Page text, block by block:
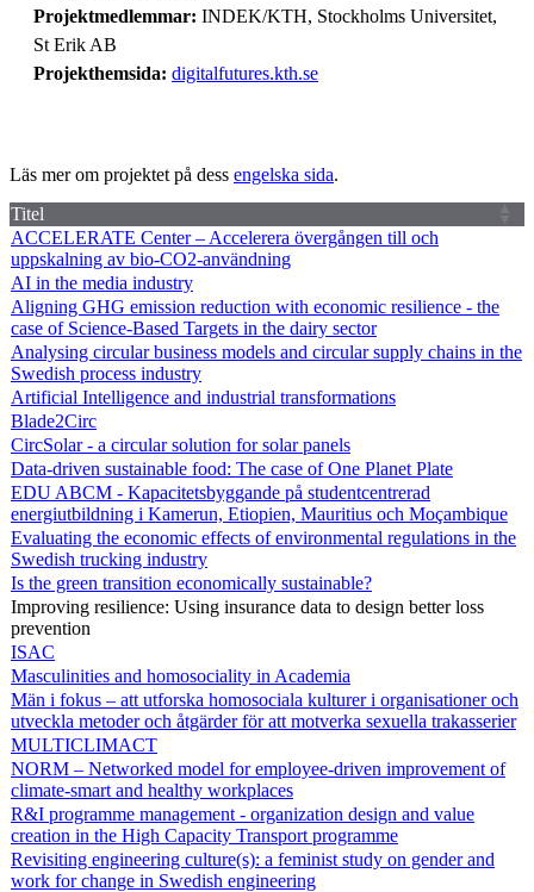
Projektmedlemmar: INDEK/KTH, Stockholms Universitet,
St Erik AB
Projekthemsida: digitalfutures.kth.se
Läs mer om projektet på dess engelska sida.
Titel
ACCELERATE Center – Accelerera övergången till och
uppskalning av bio-CO2-användning
AI in the media industry
Aligning GHG emission reduction with economic resilience - the
case of Science-Based Targets in the dairy sector
Analysing circular business models and circular supply chains in the
Swedish process industry
Artificial Intelligence and industrial transformations
Blade2Circ
CircSolar - a circular solution for solar panels
Data-driven sustainable food: The case of One Planet Plate
EDU ABCM - Kapacitetsbyggande på studentcentrerad
energiutbildning i Kamerun, Etiopien, Mauritius och Moçambique
Evaluating the economic effects of environmental regulations in the
Swedish trucking industry
Is the green transition economically sustainable?
Improving resilience: Using insurance data to design better loss
prevention
ISAC
Masculinities and homosociality in Academia
Män i fokus – att utforska homosociala kulturer i organisationer och
utveckla metoder och åtgärder för att motverka sexuella trakasserier
MULTICLIMACT
NORM – Networked model for employee-driven improvement of
climate-smart and healthy workplaces
R&I programme management - organization design and value
creation in the High Capacity Transport programme
Revisiting engineering culture(s): a feminist study on gender and
work for change in Swedish engineering